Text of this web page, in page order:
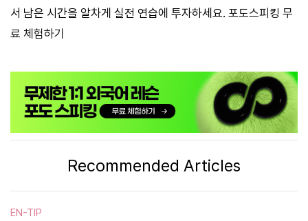
서 남은 시간을 알차게 실전 연습에 투자하세요. 포도스피킹 무
료 체험하기
Recommended Articles
EN-TIP